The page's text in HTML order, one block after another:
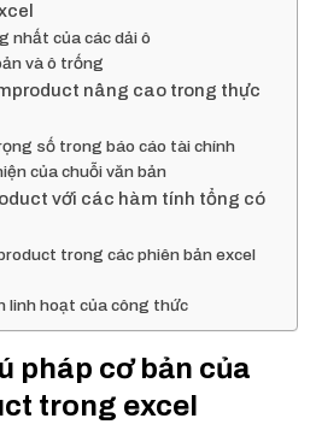
nhất của các dải ô
và ô trống
nâng cao trong thực
số trong báo cáo tài chính
của chuỗi văn bản
với các hàm tính tổng có
trong các phiên bản excel
linh hoạt của công thức
pháp cơ bản của
trong excel